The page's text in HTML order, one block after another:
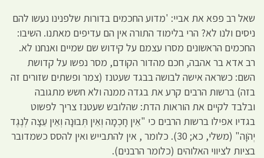
שאל רב פפא את אביי: 'מדוע החכמים בדורות שלפנינו נעשו להם
ניסים ולנו לא? הרי בלימוד התורה אין הם עדיפים מאתנו. השיבו:
החכמים הראשונים מסרו עצמם על קידוש שם שמיים ואנחנו לא.
רב אדא בר אהבה, חכם מהדור הקודם, מסר נפשו על קדושת
השם: כשראה אישה לבושה בבגד שעטנז (צמר ופשתים שזורים זה
בזה) ברשות הרבים קרע את בגדה ממנה ולא חשש מתגובה
ובלבד לקיים את הוראות הדת: שהלובש שעטנז צריך לפשוט
בגדיו אפילו ברשות הרבים כי "אֵין חָכְמָה וְאֵין תְּבוּנָה וְאֵין עֵצָה לְנֶגֶד
יְהֹוָה" (משלי, כא; 30). כלומר , אין להתבייש ואין להסס כשמדובר
בציות לציווי האלוהים (כלומר הרבנים).